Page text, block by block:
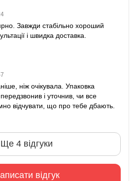
Завжди стабільно хороший
і швидка доставка.
ніж очікувала. Упаковка
і уточнив, чи все
відчувати, що про тебе дбають.
Ще 4 відгуки
відгук